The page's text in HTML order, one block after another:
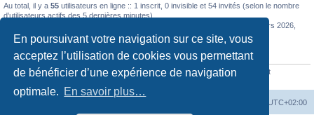
En poursuivant votre navigation sur ce site, vous
acceptez l’utilisation de cookies vous permettant
de bénéficier d’une expérience de navigation
optimale. En savoir plus…
Au total, il y a 55 utilisateurs en ligne :: 1 inscrit, 0 invisible et 54 invités (selon le nombre
d’utilisateurs actifs des 5 dernières minutes)
le 11 mars 2026,
12:57
STATISTIQUES
6352messages •442 sujets •770membres • Notre membre le plus récent est
UTC+02:00